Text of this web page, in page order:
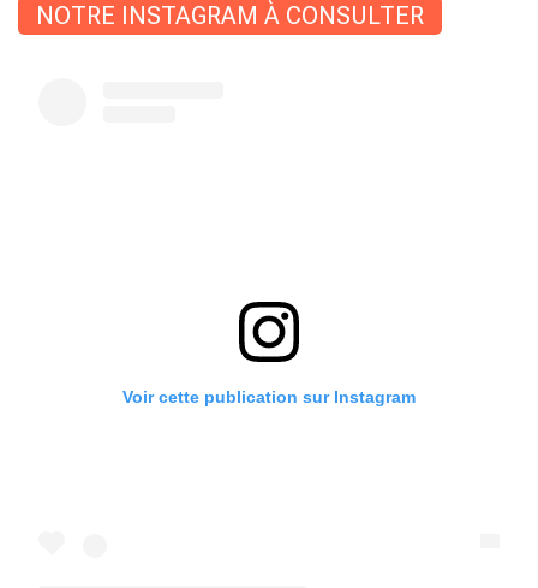
NOTRE INSTAGRAM À CONSULTER
Voir cette publication sur Instagram